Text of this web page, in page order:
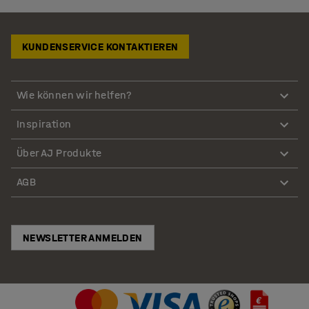
KUNDENSERVICE KONTAKTIEREN
Wie können wir helfen?
Inspiration
Über AJ Produkte
AGB
NEWSLETTER ANMELDEN